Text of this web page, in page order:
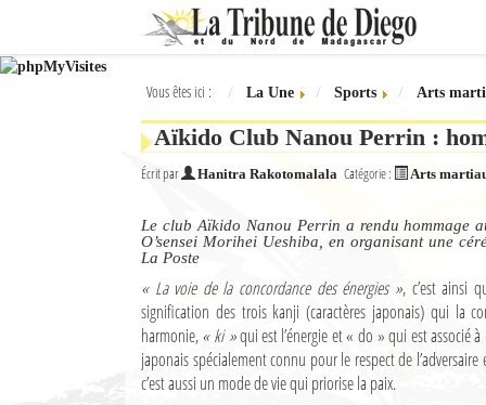
Ok
L'actualité à Diego Suarez
Vous êtes ici : La Une Sports Arts
Aïkido Club Nanou Perrin :
Écrit par Hanitra Rakotomalala Catégorie : Arts
Le club Aïkido Nanou Perrin a rendu hommage
O’sensei Morihei Ueshiba, en organisant une
La Poste
« La voie de la concordance des énergies », c’est ainsi
signification des trois kanji (caractères japonais) qui la
harmonie,« ki »qui est l’énergie et « do » qui est associé à
japonais spécialement connu pour le respect de
c’est aussi un mode de vie qui priorise la paix.